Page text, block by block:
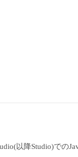
以降Studio)での